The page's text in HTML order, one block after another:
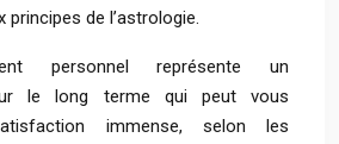
de l’astrologie.
personnel représente un
le long terme qui peut vous
immense, selon les